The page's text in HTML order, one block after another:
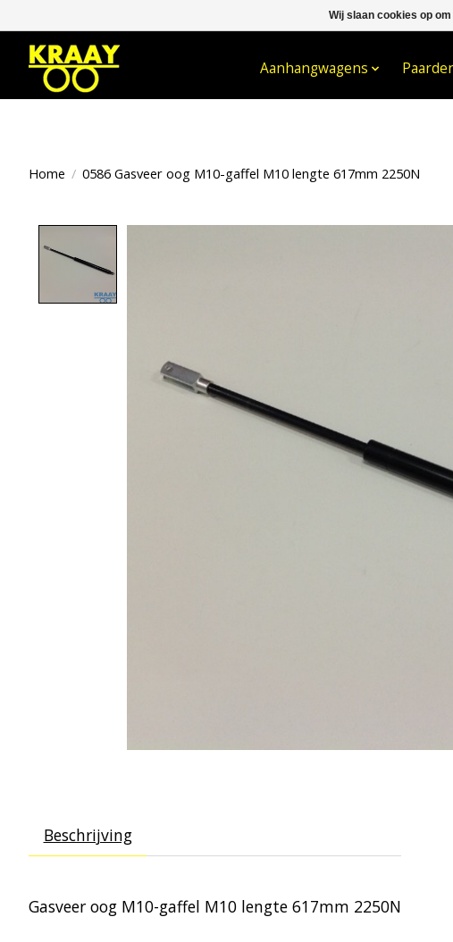
Aanhangwagens
Home / 0586 Gasveer oog M10-gaffel M10 lengte 617mm 2250N
Beschrijving
Gasveer oog M10-gaffel M10 lengte 617mm 2250N
Wij slaan cookies op